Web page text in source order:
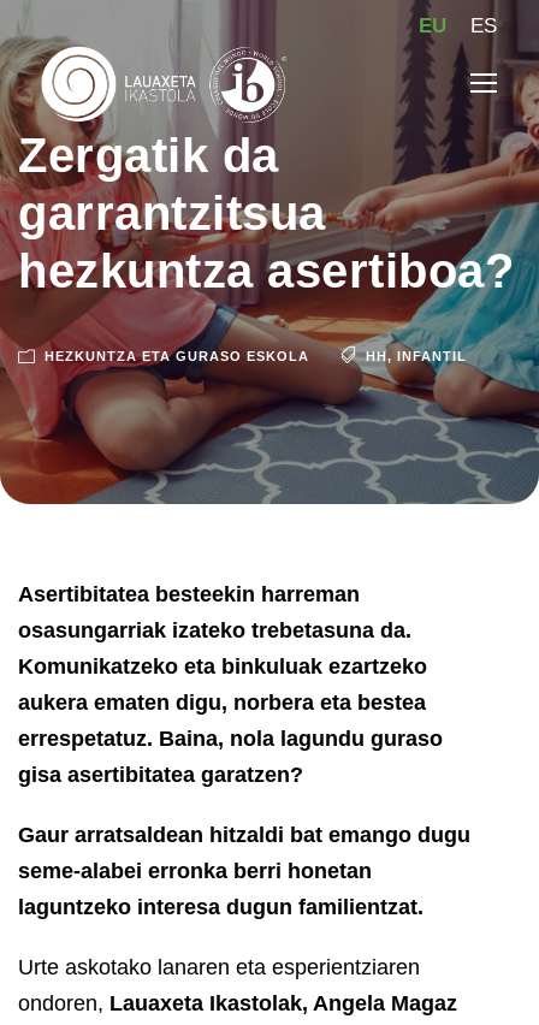
EU ES
Zergatik da
garrantzitsua
hezkuntza asertiboa?
HEZKUNTZA ETA GURASO ESKOLA HH, INFANTIL
Asertibitatea besteekin harreman
osasungarriak izateko trebetasuna da.
Komunikatzeko eta binkuluak ezartzeko
aukera ematen digu, norbera eta bestea
errespetatuz. Baina, nola lagundu guraso
gisa asertibitatea garatzen?
Gaur arratsaldean hitzaldi bat emango dugu
seme-alabei erronka berri honetan
laguntzeko interesa dugun familientzat.
Urte askotako lanaren eta esperientziaren
ondoren, Lauaxeta Ikastolak, Angela Magaz